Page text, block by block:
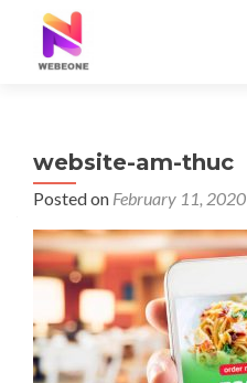
website-am-thuc
Posted on February 11, 2020